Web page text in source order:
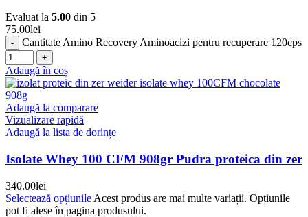
Evaluat la 5.00 din 5
75.00lei
Cantitate Amino Recovery Aminoacizi pentru recuperare 120cps
Adaugă în coș
Adaugă la comparare
Vizualizare rapidă
Adaugă la lista de dorințe
Isolate Whey 100 CFM 908gr Pudra proteica din zer
340.00lei
Selectează opțiunile Acest produs are mai multe variații. Opțiunile
pot fi alese în pagina produsului.